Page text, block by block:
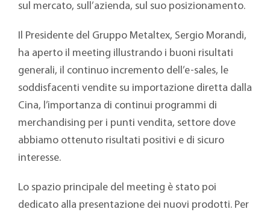
sul mercato, sull’azienda, sul suo posizionamento.
Il Presidente del Gruppo Metaltex, Sergio Morandi,
ha aperto il meeting illustrando i buoni risultati
generali, il continuo incremento dell’e-sales, le
soddisfacenti vendite su importazione diretta dalla
Cina, l’importanza di continui programmi di
merchandising per i punti vendita, settore dove
abbiamo ottenuto risultati positivi e di sicuro
interesse.
Lo spazio principale del meeting è stato poi
dedicato alla presentazione dei nuovi prodotti. Per